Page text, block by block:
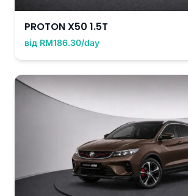
PROTON X50 1.5T
від RM186.30/day